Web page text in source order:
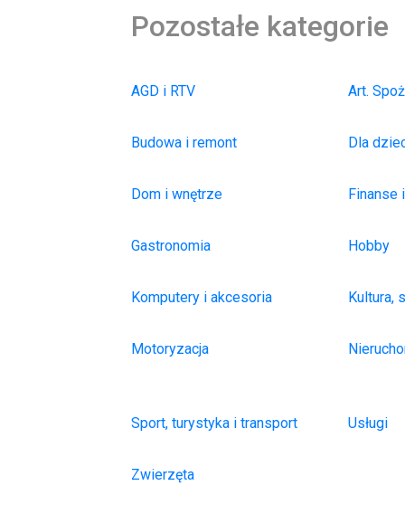
Pozostałe kategorie
AGD i RTV Art.
Budowa i remont Dla
Dom i wnętrze Finanse
Gastronomia Hobby
Komputery i akcesoria Kultura,
Motoryzacja
Sport, turystyka i transport Usługi
Zwierzęta